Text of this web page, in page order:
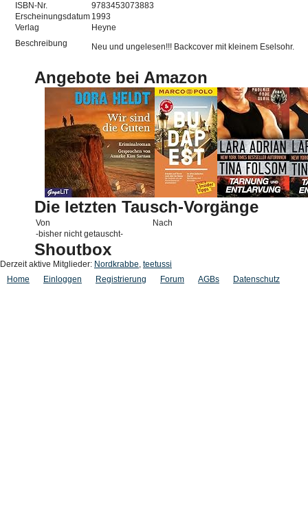
ISBN-Nr.
9783453073883
Erscheinungsdatum 1993
Verlag
Heyne
Beschreibung
Neu und ungelesen!!! Backcover mit kleinem Eselsohr.
Angebote bei Amazon
Die letzten Tausch-Vorgänge
Von
Nach
-bisher nicht getauscht-
Shoutbox
Derzeit aktive Mitglieder: Nordkrabbe, teetussi
Home
Einloggen Registrierung Forum AGBs Datenschutz